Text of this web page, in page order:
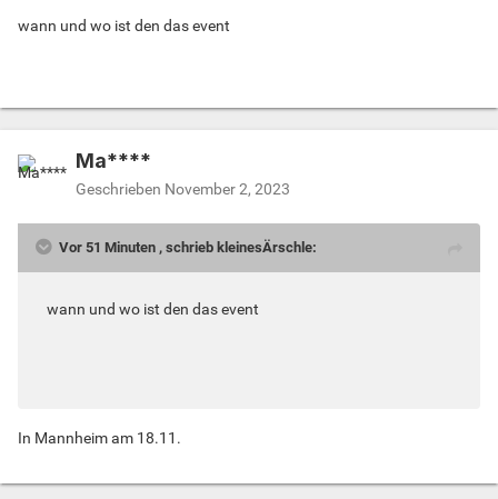
wann und wo ist den das event
Ma****
Geschrieben November 2, 2023
Vor 51 Minuten , schrieb kleinesÄrschle:
wann und wo ist den das event
In Mannheim am 18.11.